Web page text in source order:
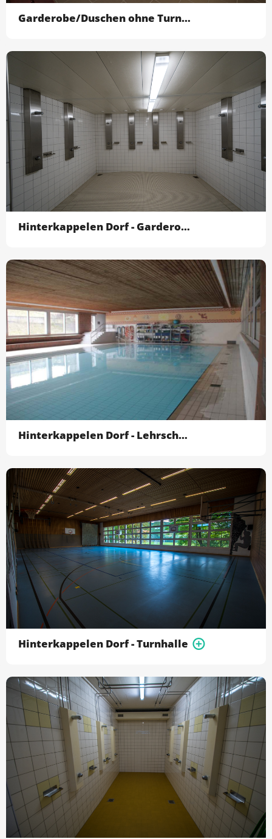
Garderobe/Duschen ohne Turnhallen
Hinterkappelen Dorf - Garderobe/Dusche ohne Turnha
Hinterkappelen Dorf - Lehrschwimmbecken
Hinterkappelen Dorf - Turnhalle